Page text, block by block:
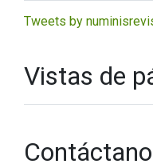
Tweets by
Vistas de